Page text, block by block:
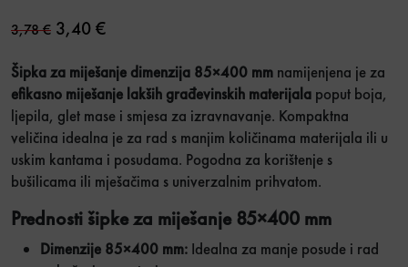
3,78€ Original price was: 3,78 €.
3,40€Current price is: 3,40 €.
Šipka za miješanje dimenzija 85×400 mm namijenjena je za
efikasno miješanje lakših građevinskih materijala poput boja,
ljepila, glet mase i smjesa za izravnavanje. Kompaktna
veličina idealna je za rad s manjim količinama materijala ili u
uskim kantama i posudama. Pogodna za korištenje s
bušilicama ili mješačima s univerzalnim prihvatom.
Prednosti šipke za miješanje 85×400 mm
Dimenzije 85×400 mm: Idealna za manje posude i rad